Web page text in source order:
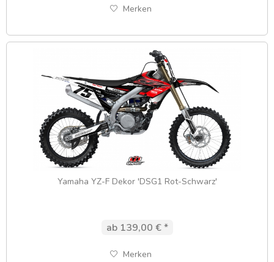
Merken
Yamaha YZ-F Dekor 'DSG1 Rot-Schwarz'
ab 139,00 € *
Merken